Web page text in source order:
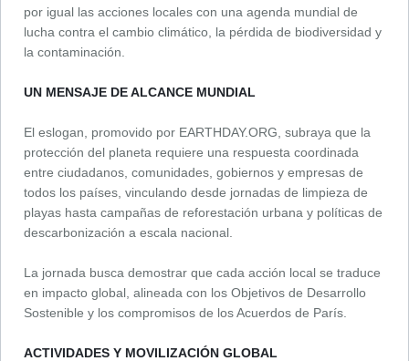
por igual las acciones locales con una agenda mundial de
lucha contra el cambio climático, la pérdida de biodiversidad y
la contaminación.
UN MENSAJE DE ALCANCE MUNDIAL
El eslogan, promovido por EARTHDAY.ORG, subraya que la
protección del planeta requiere una respuesta coordinada
entre ciudadanos, comunidades, gobiernos y empresas de
todos los países, vinculando desde jornadas de limpieza de
playas hasta campañas de reforestación urbana y políticas de
descarbonización a escala nacional.
La jornada busca demostrar que cada acción local se traduce
en impacto global, alineada con los Objetivos de Desarrollo
Sostenible y los compromisos de los Acuerdos de París.
ACTIVIDADES Y MOVILIZACIÓN GLOBAL